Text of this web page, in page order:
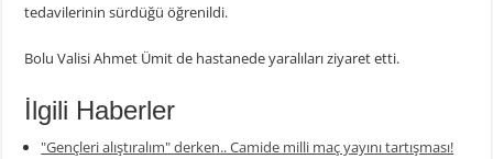
tedavilerinin sürdüğü öğrenildi.
Bolu Valisi Ahmet Ümit de hastanede yaralıları ziyaret etti.
İlgili Haberler
"Gençleri alıştıralım" derken.. Camide milli maç yayını tartışması!